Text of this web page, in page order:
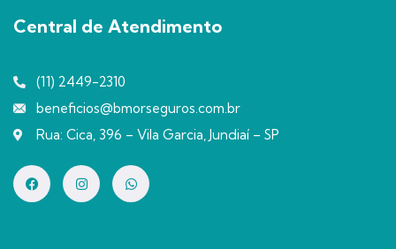
Central de Atendimento
(11) 2449-2310
beneficios@bmorseguros.com.br
Rua: Cica, 396 – Vila Garcia, Jundiaí – SP